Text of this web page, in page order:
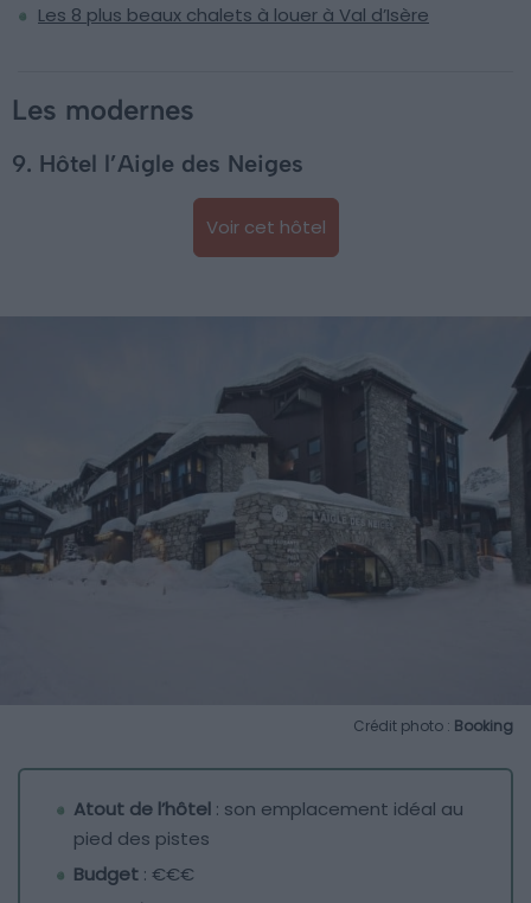
Les 8 plus beaux chalets à louer à Val d’Isère
Les modernes
9. Hôtel l’Aigle des Neiges
Voir cet hôtel
Crédit photo : Booking
Atout de l’hôtel : son emplacement idéal au
pied des pistes
Budget : €€€